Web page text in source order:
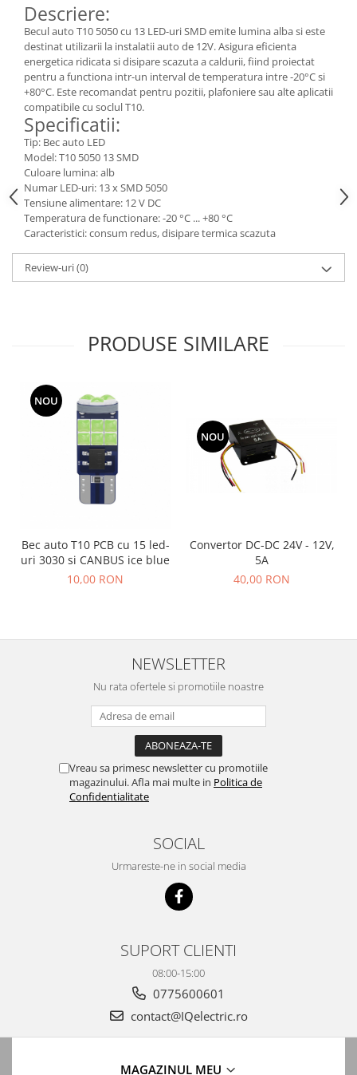
Consumabile
Cititoare coduri de bare
Accesorii pistoale de lipit
Aparate termoviziune
Banda Izolatoare
Microscoape
Paste de lipit
Surse de laborator
Suruburi, dibluri si accesorii uz
general
Termometre
Becuri auto, leduri
Accesorii auto
Accesorii tableta
Adaptoare casetofon / antene
Camere/DVR-uri Auto
Invertoare auto
Proiectoare auto
Control acces si automatizari
Automatizari porti batante
Module si telecomenzi
Telecomenzi
Descriere:
Becul auto T10 5050 cu 13 LED-uri SMD emite lumina alba si este
destinat utilizarii la instalatii auto de 12V. Asigura eficienta
energetica ridicata si disipare scazuta a caldurii, fiind proiectat
pentru a functiona intr-un interval de temperatura intre -20°C si
+80°C. Este recomandat pentru pozitii, plafoniere sau alte aplicatii
compatibile cu soclul T10.
Specificatii:
Tip: Bec auto LED
Model: T10 5050 13 SMD
Culoare lumina: alb
Numar LED-uri: 13 x SMD 5050
Tensiune alimentare: 12 V DC
Temperatura de functionare: -20 °C ... +80 °C
Caracteristici: consum redus, disipare termica scazuta
Review-uri(0)
PRODUSE SIMILARE
NOU
Bec auto T10 PCB cu 15 led-
uri 3030 si CANBUS ice blue
10,00 RON
NOU
Convertor DC-DC 24V - 12V,
5A
40,00 RON
NEWSLETTER
Nu rata ofertele si promotiile noastre
Vreau sa primesc newsletter cu promotiile
magazinului. Afla mai multe in Politica de
Confidentialitate
SOCIAL
Urmareste-ne in social media
SUPORT CLIENTI
08:00-15:00
0775600601
contact@IQelectric.ro
MAGAZINUL MEU